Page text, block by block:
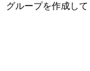
グループを作成して